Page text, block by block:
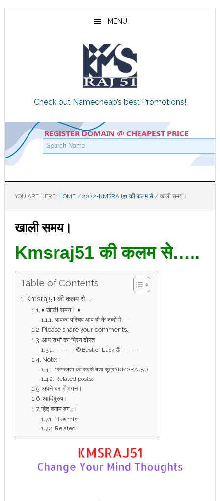
Skip
Skip
Skip
MENU
Check out Namecheap’s best Promotions!
YOU ARE HERE: HOME / 2022-KMSRAJ51 की कलम से /खाली समय।
खाली समय।
Kmsraj51 की कलम से…..
Table of Contents
Kmsraj51 की कलम से…..
♦ खाली समय। ♦
आपका परिचय आप ही के शब्दों में:—
Please share your comments.
आप सभी का प्रिय दोस्त
———– © Best of Luck ®———–
Note:-
“सफलता का सबसे बड़ा सूत्र”(KMSRAJ51)
Related posts:
अपने घर में मगन।
आदिपुरुष।
हिंद बनाम बंग…।
Like this:
Related